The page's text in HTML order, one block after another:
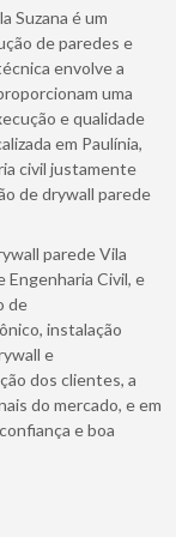
Suzana é um
de paredes e
envolve a
uma
e qualidade
em Paulínia,
civil justamente
de drywall parede
parede Vila
Engenharia Civil, e
de
instalação
e
dos clientes, a
do mercado, e em
e boa